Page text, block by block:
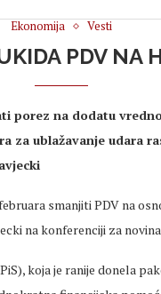
Ekonomija Vesti
PDV NA
porez na dodatu
za ublažavanje udara
smanjiti PDV na
na konferenciji za
koja je ranije donela